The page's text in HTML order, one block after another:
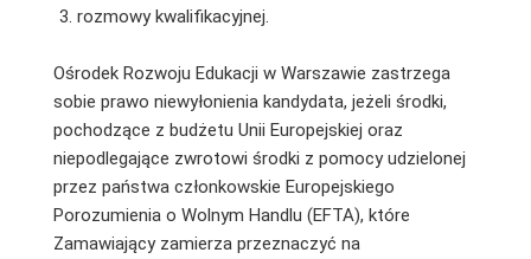
rozmowy kwalifikacyjnej.
Ośrodek Rozwoju Edukacji w Warszawie zastrzega
sobie prawo niewyłonienia kandydata, jeżeli środki,
pochodzące z budżetu Unii Europejskiej oraz
niepodlegające zwrotowi środki z pomocy udzielonej
przez państwa członkowskie Europejskiego
Porozumienia o Wolnym Handlu (EFTA), które
Zamawiający zamierza przeznaczyć na